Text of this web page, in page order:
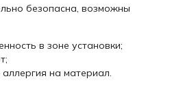
безопасна, возможны
в зоне установки;
на материал.